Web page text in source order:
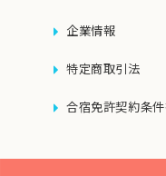
企業情報
特定商取引法
合宿免許契約条